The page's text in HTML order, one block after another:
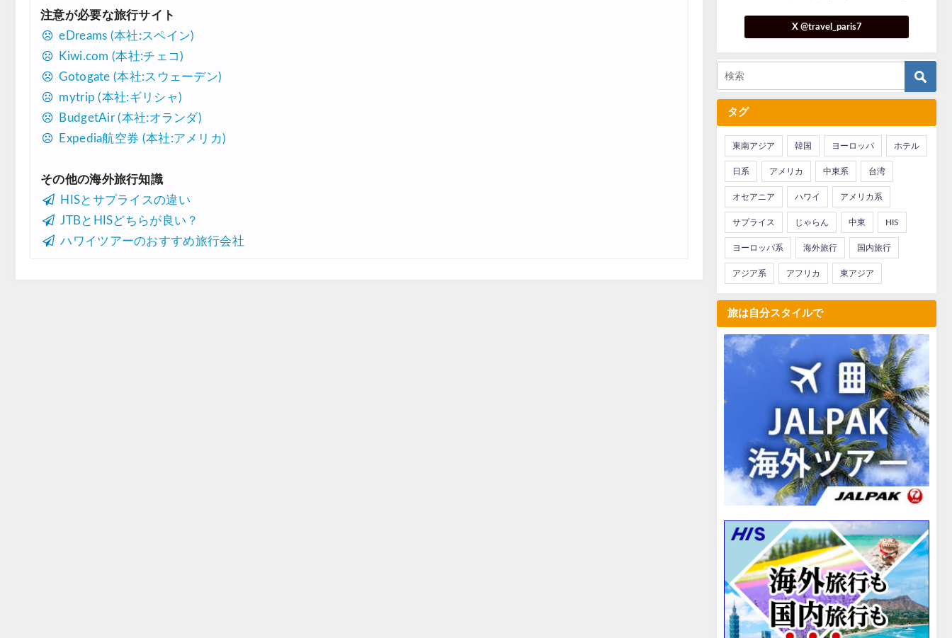
注意が必要な旅行サイト
eDreams (本社:スペイン)
Kiwi.com (本社:チェコ)
Gotogate (本社:スウェーデン)
mytrip (本社:ギリシャ)
BudgetAir (本社:オランダ)
Expedia航空券 (本社:アメリカ)
その他の海外旅行知識
HISとサプライスの違い
JTBとHISどちらが良い？
ハワイツアーのおすすめ旅行会社
X @travel_paris7
タグ
東南アジア 韓国 ヨーロッパ ホテル
日系 アメリカ 中東系 台湾
オセアニア ハワイ アメリカ系
サプライス じゃらん 中東 HIS
ヨーロッパ系 海外旅行 国内旅行
アジア系 アフリカ 東アジア
旅は自分スタイルで